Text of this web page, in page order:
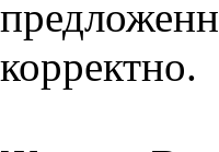
корректно.